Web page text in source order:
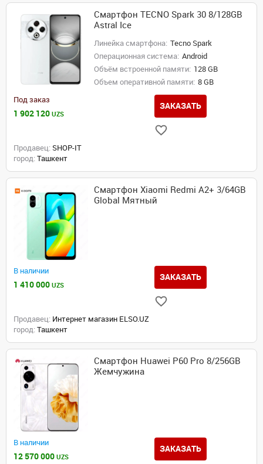
Смартфон TECNO Spark 30 8/128GB
Astral Ice
Линейка смартфона: Tecno Spark
Операционная система: Android
Объём встроенной памяти: 128 GB
Объем оперативной памяти: 8 GB
Под заказ
1 902 120 UZS
ЗАКАЗАТЬ
Продавец: SHOP-IT
город: Ташкент
Смартфон Xiaomi Redmi A2+ 3/64GB
Global Мятный
В наличии
1 410 000 UZS
ЗАКАЗАТЬ
Продавец: Интернет магазин ELSO.UZ
город: Ташкент
Смартфон Huawei P60 Pro 8/256GB
Жемчужина
В наличии
12 570 000 UZS
ЗАКАЗАТЬ